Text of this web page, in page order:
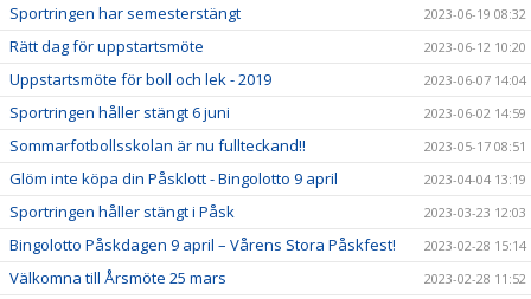
Sportringen har semesterstängt 2023-06-19 08:32
Rätt dag för uppstartsmöte 2023-06-12 10:20
Uppstartsmöte för boll och lek - 2019 2023-06-07 14:04
Sportringen håller stängt 6 juni 2023-06-02 14:59
Sommarfotbollsskolan är nu fullteckand!! 2023-05-17 08:51
Glöm inte köpa din Påsklott - Bingolotto 9 april 2023-04-04 13:19
Sportringen håller stängt i Påsk 2023-03-23 12:03
Bingolotto Påskdagen 9 april – Vårens Stora Påskfest! 2023-02-28 15:14
Välkomna till Årsmöte 25 mars 2023-02-28 11:52